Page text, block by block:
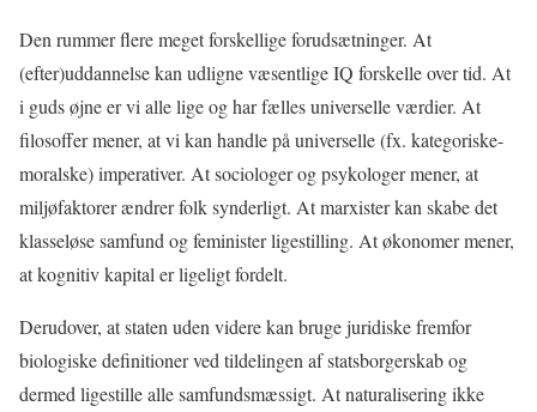
Den rummer flere meget forskellige forudsætninger. At
(efter)uddannelse kan udligne væsentlige IQ forskelle over tid. At
i guds øjne er vi alle lige og har fælles universelle værdier. At
filosoffer mener, at vi kan handle på universelle (fx. kategoriske-
moralske) imperativer. At sociologer og psykologer mener, at
miljøfaktorer ændrer folk synderligt. At marxister kan skabe det
klasseløse samfund og feminister ligestilling. At økonomer mener,
at kognitiv kapital er ligeligt fordelt.
Derudover, at staten uden videre kan bruge juridiske fremfor
biologiske definitioner ved tildelingen af statsborgerskab og
dermed ligestille alle samfundsmæssigt. At naturalisering ikke